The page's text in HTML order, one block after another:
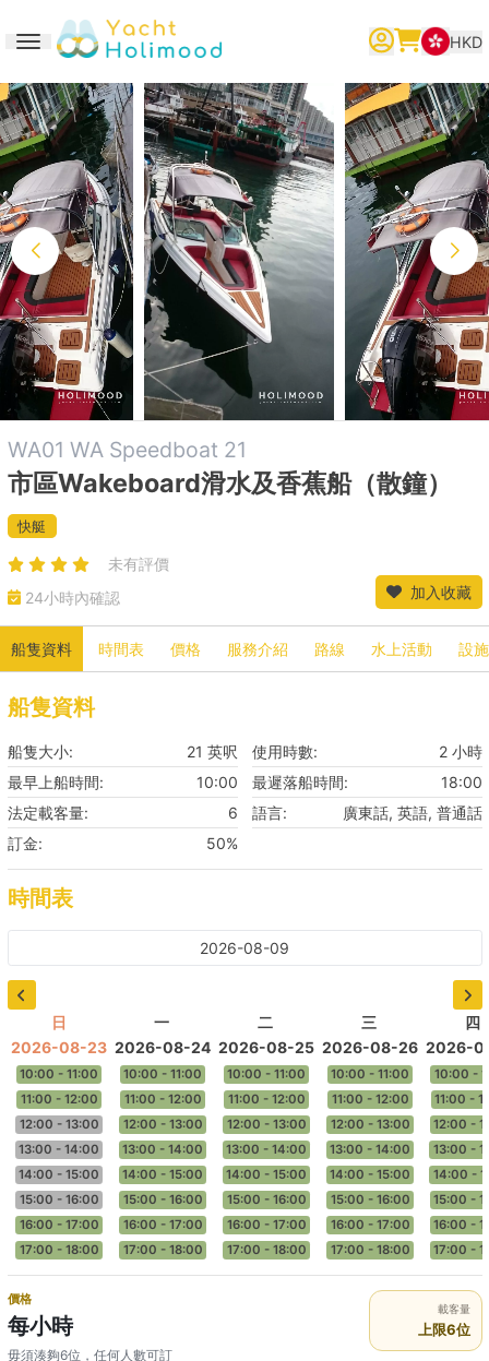
Toggle navigation
繁體中文 English 简体中文
HKD
WA01 WA Speedboat 21
市區Wakeboard滑水及香蕉船（散鐘）
快艇
未有評價
24小時內確認
加入收藏
船隻資料 時間表 價格 服務介紹 路線 水上活動 設施
船隻資料
船隻大小: 21 英呎 使用時數:
2 小時
最早上船時間:
10:00 最遲落船時間:
18:00
法定載客量:
6 語言:
廣東話, 英語, 普通話
訂金:
50%
時間表
日 一 二 三
四
2026-08-23
10:00 - 11:00
11:00 - 12:00
12:00 - 13:00
13:00 - 14:00
14:00 - 15:00
15:00 - 16:00
16:00 - 17:00
17:00 - 18:00
2026-08-24
10:00 - 11:00
11:00 - 12:00
12:00 - 13:00
13:00 - 14:00
14:00 - 15:00
15:00 - 16:00
16:00 - 17:00
17:00 - 18:00
2026-08-25
10:00 - 11:00
11:00 - 12:00
12:00 - 13:00
13:00 - 14:00
14:00 - 15:00
15:00 - 16:00
16:00 - 17:00
17:00 - 18:00
2026-08-26
10:00 - 11:00
11:00 - 12:00
12:00 - 13:00
13:00 - 14:00
14:00 - 15:00
15:00 - 16:00
16:00 - 17:00
17:00 - 18:00
2026-
10:00 -
11:00 -
12:00 -
13:00 -
14:00 -
15:00 -
16:00 -
17:00 -
價格
每小時
毋須湊夠6位，任何人數可訂
載客量
上限6位